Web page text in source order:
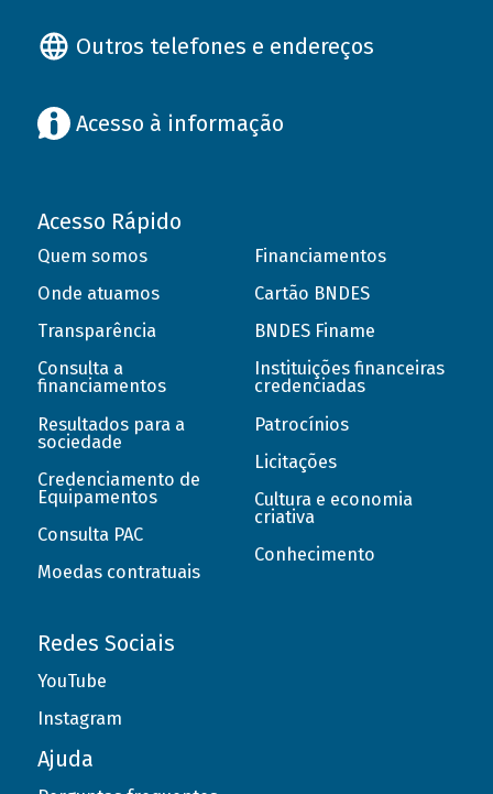
Outros telefones e endereços
Acesso à informação
Acesso Rápido
Quem somos
Onde atuamos
Transparência
Consulta a
financiamentos
Resultados para a
sociedade
Credenciamento de
Equipamentos
Consulta PAC
Moedas contratuais
Financiamentos
Cartão BNDES
BNDES Finame
Instituições financeiras
credenciadas
Patrocínios
Licitações
Cultura e economia
criativa
Conhecimento
Redes Sociais
YouTube
Instagram
Ajuda